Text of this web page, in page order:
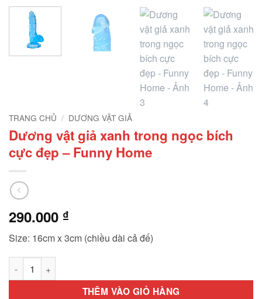
TRANG CHỦ / DƯƠNG VẬT GIẢ
Dương vật giả xanh trong ngọc bích
cực đẹp – Funny Home
290.000 ₫
Size: 16cm x 3cm (chiều dài cả đế)
THÊM VÀO GIỎ HÀNG